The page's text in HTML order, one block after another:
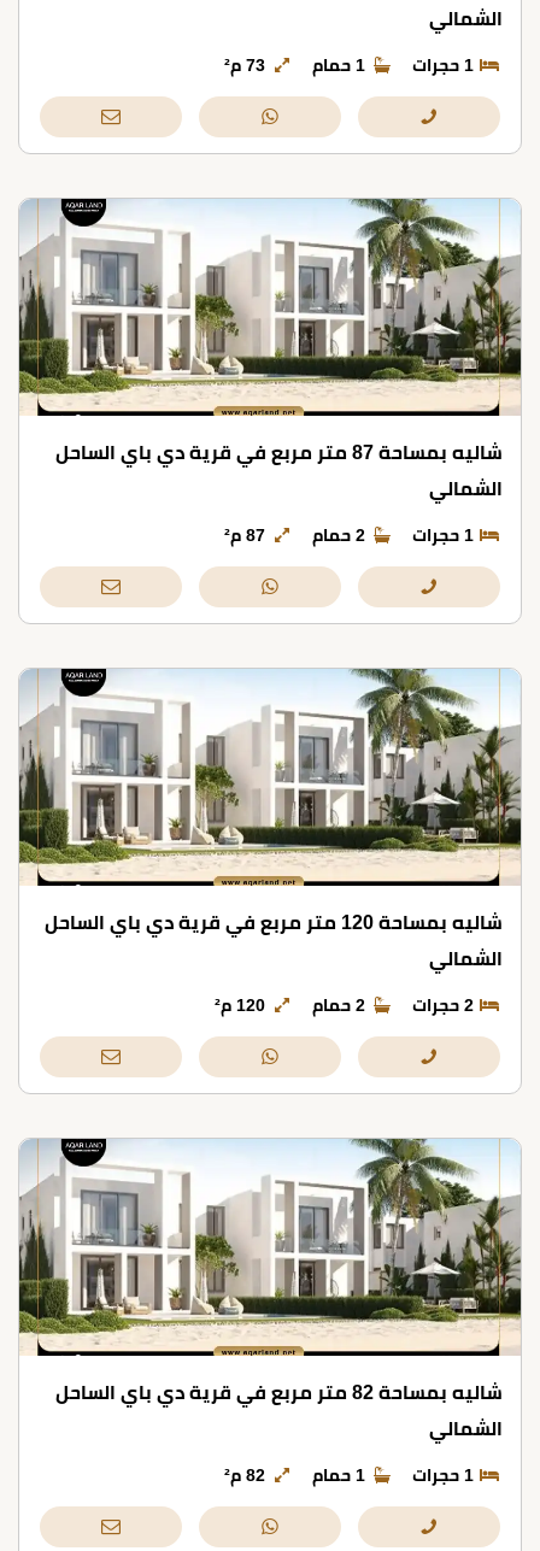
الشمالي
1 حجرات 1 حمام 73 م²
شاليه بمساحة 87 متر مربع في قرية دي باي الساحل
الشمالي
1 حجرات 2 حمام 87 م²
شاليه بمساحة 120 متر مربع في قرية دي باي الساحل
الشمالي
2 حجرات 2 حمام 120 م²
شاليه بمساحة 82 متر مربع في قرية دي باي الساحل
الشمالي
1 حجرات 1 حمام 82 م²